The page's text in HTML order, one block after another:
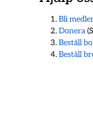
Bli
Donera
Beställ
Beställ